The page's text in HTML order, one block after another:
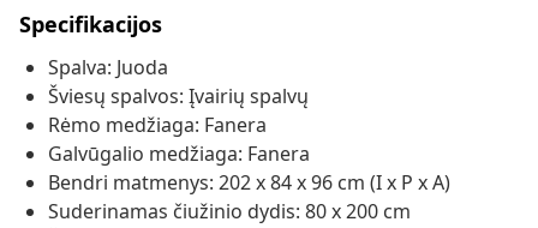
Specifikacijos
Spalva: Juoda
Šviesų spalvos: Įvairių spalvų
Rėmo medžiaga: Fanera
Galvūgalio medžiaga: Fanera
Bendri matmenys: 202 x 84 x 96 cm (I x P x A)
Suderinamas čiužinio dydis: 80 x 200 cm